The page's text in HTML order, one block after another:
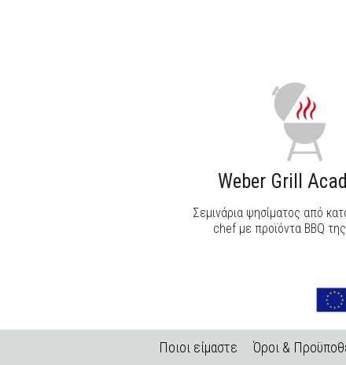
Weber Grill
Σεμινάρια ψησίματος από
chef με προϊόντα BBQ
Ποιοι είμαστε Όροι &